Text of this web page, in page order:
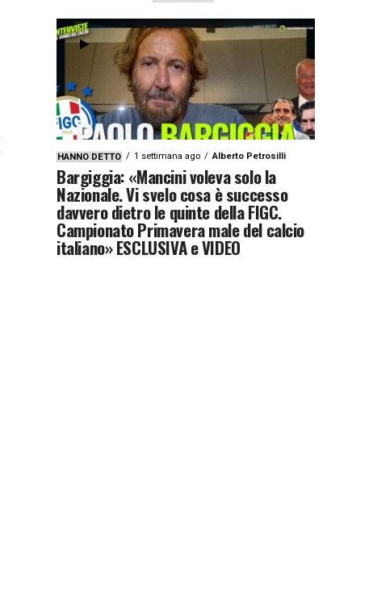
HANNO DETTO 1 settimana ago Alberto Petrosilli
Bargiggia: «Mancini voleva solo la
Nazionale. Vi svelo cosa è successo
davvero dietro le quinte della FIGC.
Campionato Primavera male del calcio
italiano» ESCLUSIVA e VIDEO